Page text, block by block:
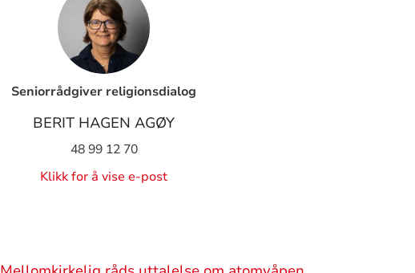
Seniorrådgiver religionsdialog
BERIT HAGEN AGØY
48 99 12 70
Klikk for å vise e-post